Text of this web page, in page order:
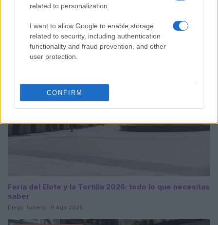
related to personalization.
I want to allow Google to enable storage
related to security, including authentication
functionality and fraud prevention, and other
user protection.
CONFIRM
Sigue leyendo
APERITIVOS Y TAPAS
Feria del Elote y la Tortilla 2026: todo lo que necesitas
saber
Diego Romero · 9 Ago 2026